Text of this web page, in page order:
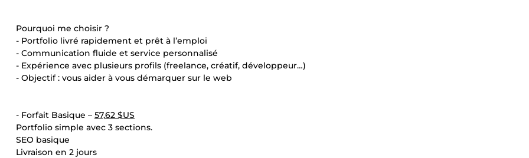
Pourquoi me choisir ?
- Portfolio livré rapidement et prêt à l’emploi
- Communication fluide et service personnalisé
- Expérience avec plusieurs profils (freelance, créatif, développeur…)
- Objectif : vous aider à vous démarquer sur le web
- Forfait Basique – 57,62 $US
Portfolio simple avec 3 sections.
SEO basique
Livraison en 2 jours